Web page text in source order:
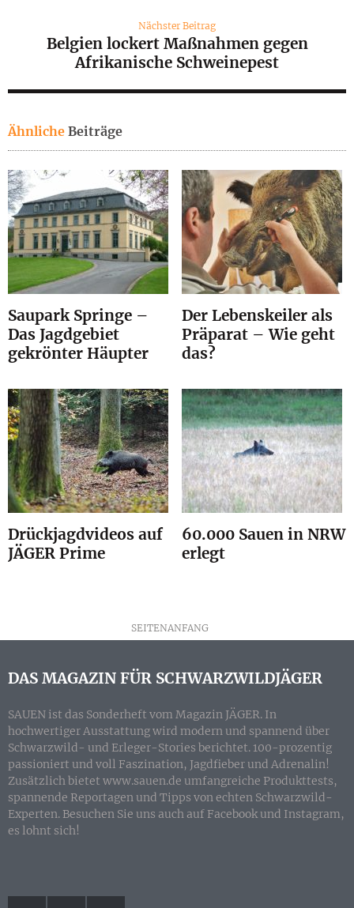
Nächster Beitrag
Belgien lockert Maßnahmen gegen
Afrikanische Schweinepest
Ähnliche Beiträge
Saupark Springe –
Das Jagdgebiet
gekrönter Häupter
Der Lebenskeiler als
Präparat – Wie geht
das?
Drückjagdvideos auf
JÄGER Prime
60.000 Sauen in NRW
erlegt
SEITENANFANG
DAS MAGAZIN FÜR SCHWARZWILDJÄGER
SAUEN ist das Sonderheft vom Magazin JÄGER. In
hochwertiger Ausstattung wird modern und spannend über
Schwarzwild- und Erleger-Stories berichtet. 100-prozentig
passioniert und voll Faszination, Jagdfieber und Adrenalin!
Zusätzlich bietet www.sauen.de umfangreiche Produkttests,
spannende Reportagen und Tipps von echten Schwarzwild-
Experten. Besuchen Sie uns auch auf Facebook und Instagram,
es lohnt sich!